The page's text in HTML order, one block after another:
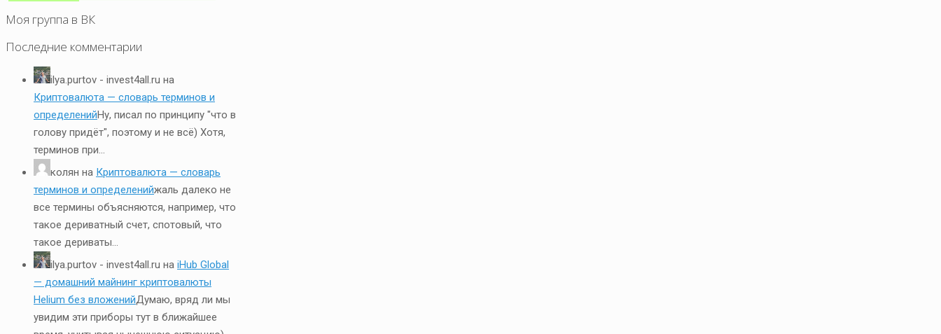
Моя группа в ВК
Последние комментарии
ilya.purtov - invest4all.ru на
Криптовалюта — словарь терминов и
определенийНу, писал по принципу "что в
голову придёт", поэтому и не всё) Хотя,
терминов при...
колян на Криптовалюта — словарь
терминов и определенийжаль далеко не
все термины объясняются, например, что
такое дериватный счет, спотовый, что
такое дериваты...
ilya.purtov - invest4all.ru на iHub Global
— домашний майнинг криптовалюты
Helium без вложенийДумаю, вряд ли мы
увидим эти приборы тут в ближайшее